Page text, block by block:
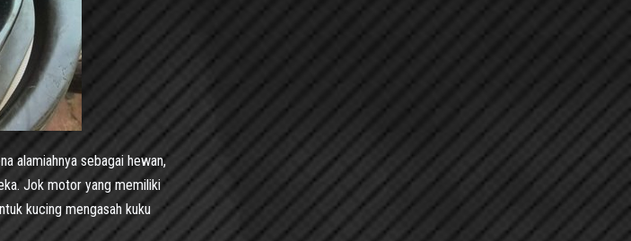
alamiahnya sebagai hewan,
Jok motor yang memiliki
kucing mengasah kuku